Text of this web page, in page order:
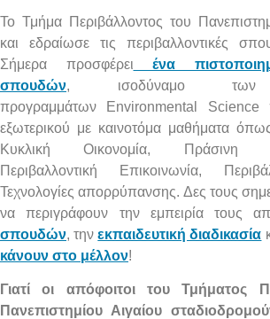
Το Τμήμα Περιβάλλοντος του
και εδραίωσε τις περιβαλλοντικές
Σήμερα προσφέρει ένα
σπουδών, ισοδύναμο των
προγραμμάτων Environmental Science
εξωτερικού με καινοτόμα μαθήματα
Κυκλική Οικονομία, Πράσινη
Περιβαλλοντική Επικοινωνία,
Τεχνολογίες απορρύπανσης. Δες τους
να περιγράφουν την εμπειρία τους
σπουδών, τηνεκπαιδευτική διαδικασία
κάνουν στο μέλλον!
Γιατί οι απόφοιτοι του Τμήματος
Πανεπιστημίου Αιγαίου